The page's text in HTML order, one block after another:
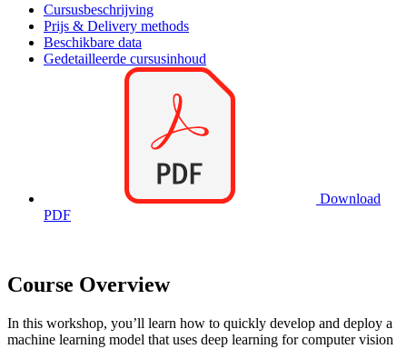
Cursusbeschrijving
Prijs & Delivery methods
Beschikbare data
Gedetailleerde cursusinhoud
Download
PDF
Course Overview
In this workshop, you’ll learn how to quickly develop and deploy a
machine learning model that uses deep learning for computer vision